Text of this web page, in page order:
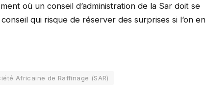
où un conseil d’administration de la Sar doit se
qui risque de réserver des surprises si l’on en
Africaine de Raffinage (SAR)